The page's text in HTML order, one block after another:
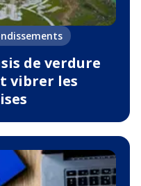
de verdure
vibrer les